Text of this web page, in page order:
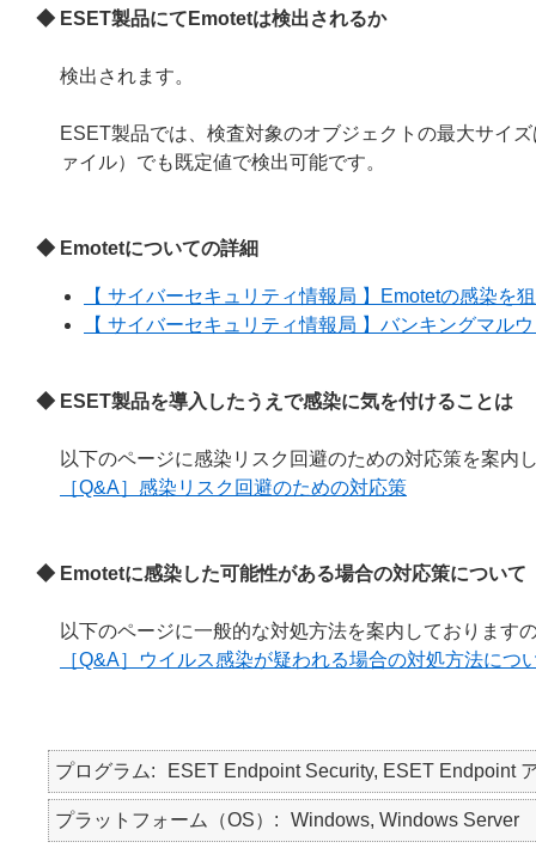
◆ ESET製品にてEmotetは検出されるか
検出されます。
ESET製品では、検査対象のオブジェクトの最大サイ
ァイル）でも既定値で検出可能です。
◆ Emotetについての詳細
【 サイバーセキュリティ情報局 】Emotetの感染を
【 サイバーセキュリティ情報局 】バンキングマル
◆ ESET製品を導入したうえで感染に気を付けることは
以下のページに感染リスク回避のための対応策を案内
［Q&A］感染リスク回避のための対応策
◆ Emotetに感染した可能性がある場合の対応策について
以下のページに一般的な対処方法を案内しております
［Q&A］ウイルス感染が疑われる場合の対処方法につ
プログラム ESET Endpoint Security, ESET Endpoint
プラットフォーム（OS） Windows, Windows Server